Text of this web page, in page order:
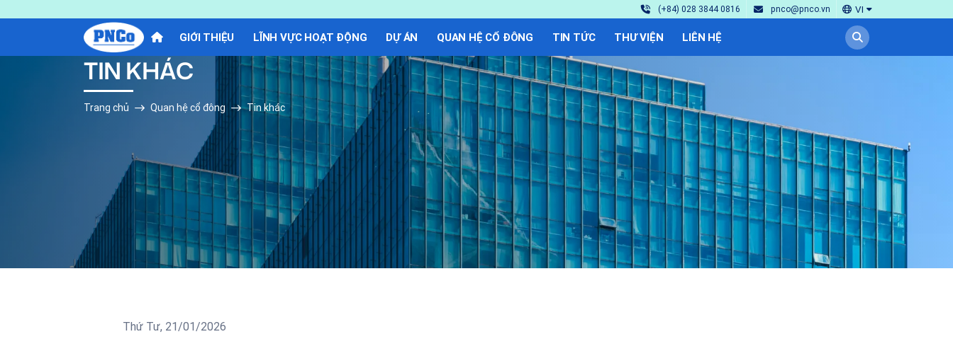
(+84) 028 3844 0816 pnco@pnco.vn VI
GIỚI THIỆU LĨNH VỰC HOẠT ĐỘNG DỰ ÁN QUAN HỆ CỔ ĐÔNG TIN TỨC THƯ VIỆN LIÊN HỆ
TIN KHÁC
Trang chủ Quan hệ cổ đông Tin khác
Thứ Tư, 21/01/2026